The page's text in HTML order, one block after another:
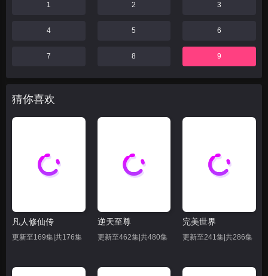
1 2 3
4 5 6
7 8 9
猜你喜欢
凡人修仙传
更新至169集|共176集
逆天至尊
更新至462集|共480集
完美世界
更新至241集|共286集